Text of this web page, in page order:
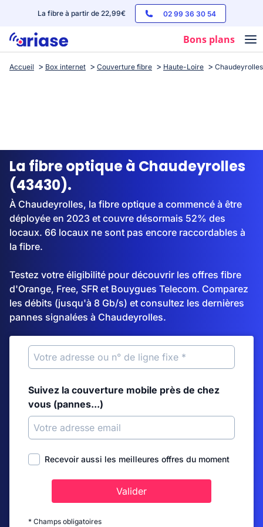
La fibre à partir de 22,99€ 02 99 36 30 54
Bons plans
Box internet
Streaming
Accueil Box internet Couverture fibre Haute-Loire Chaudeyrolles
La fibre optique à Chaudeyrolles
(43430).
À Chaudeyrolles, la fibre optique a commencé à être
déployée en 2023 et couvre désormais 52% des
locaux. 66 locaux ne sont pas encore raccordables à
la fibre.
Testez votre éligibilité pour découvrir les offres fibre
d'Orange, Free, SFR et Bouygues Telecom. Comparez
les débits (jusqu'à 8 Gb/s) et consultez les dernières
pannes signalées à Chaudeyrolles.
Suivez la couverture mobile près de chez
vous (pannes...)
Recevoir aussi les meilleures offres du moment
Valider
* Champs obligatoires